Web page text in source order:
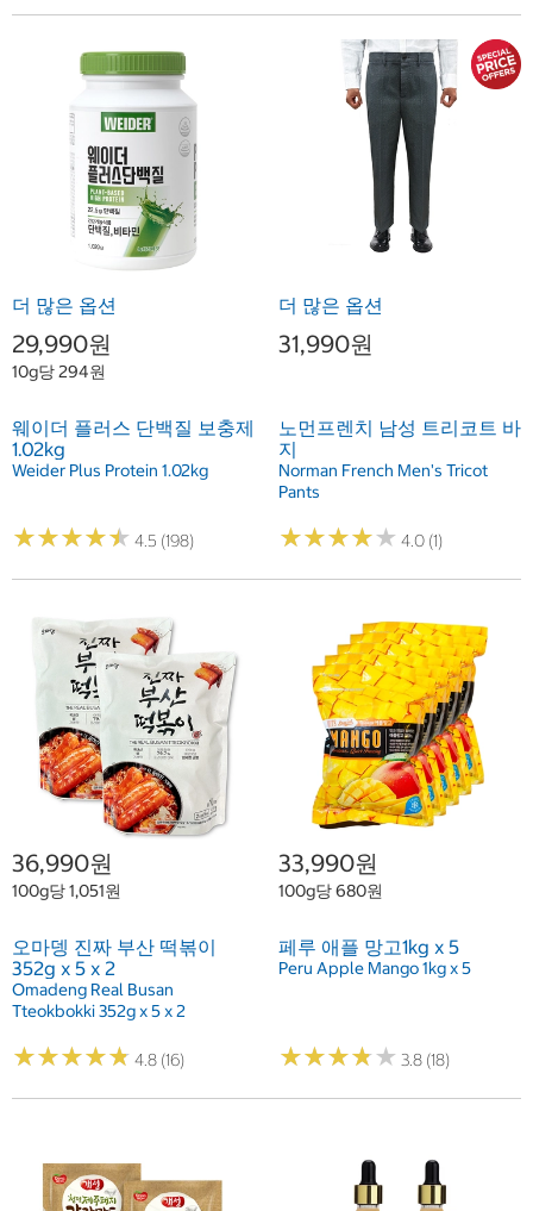
더 많은 옵션
29,990원
10g당 294원
웨이더 플러스 단백질 보충제
1.02kg
Weider Plus Protein 1.02kg
★★★★★
★★★★★ 4.5 (198)
더 많은 옵션
31,990원
노먼프렌치 남성 트리코트 바
지
Norman French Men's Tricot
Pants
★★★★★
★★★★★ 4.0 (1)
36,990원
100g당 1,051원
오마뎅 진짜 부산 떡볶이
352g x 5 x 2
Omadeng Real Busan
Tteokbokki 352g x 5 x 2
★★★★★
★★★★★ 4.8 (16)
33,990원
100g당 680원
페루 애플 망고1kg x 5
Peru Apple Mango 1kg x 5
★★★★★
★★★★★ 3.8 (18)